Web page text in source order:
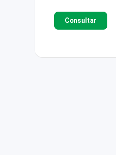
Consultar